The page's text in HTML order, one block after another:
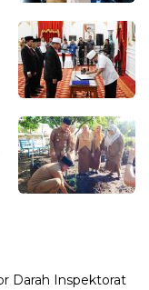
Darah Inspektorat